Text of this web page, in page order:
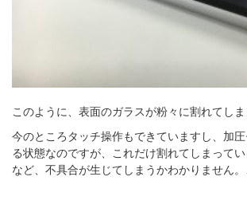
このように、表面のガラスが粉々に割れてしま
今のところタッチ操作もできていますし、加
る状態なのですが、これだけ割れてしまって
など、不具合が生じてしまうかわかりません。